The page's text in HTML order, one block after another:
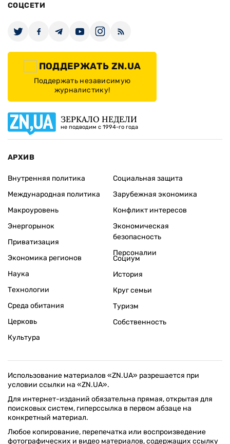
СОЦСЕТИ
ПОДДЕРЖАТЬ ZN.UA
Поддержать независимую
журналистику!
ЗЕРКАЛО НЕДЕЛИ
не подводим с 1994-го года
АРХИВ
Внутренняя политика
Международная политика
Макроуровень
Энергорынок
Приватизация
Экономика регионов
Социальная защита
Зарубежная экономика
Конфликт интересов
Экономическая
безопасность
Персоналии
Наука
Технологии
Среда обитания
Церковь
Культура
Социум
История
Круг семьи
Туризм
Собственность
Использование материалов «ZN.UA» разрешается при
условии ссылки на «ZN.UA».
Для интернет-изданий обязательна прямая, открытая для
поисковых систем, гиперссылка в первом абзаце на
конкретный материал.
Любое копирование, перепечатка или воспроизведение
фотографических и видео материалов, содержащих ссылку